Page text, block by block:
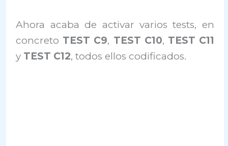
Ahora acaba de activar varios tests, en
concreto TEST C9, TEST C10, TEST C11
y TEST C12, todos ellos codificados.